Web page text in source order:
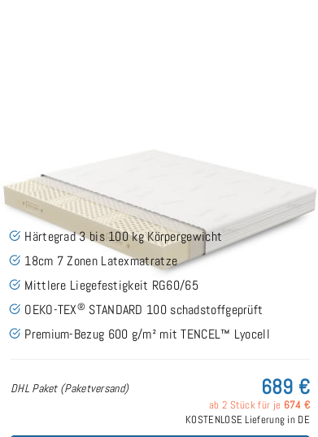
Domi H3 (TENCEL™ Lyocell) Latexmatratze 160x200
cm
Härtegrad 3 bis 100 kg Körpergewicht
18cm 7 Zonen Latexmatratze
Mittlere Liegefestigkeit RG60/65
OEKO-TEX® STANDARD 100 schadstoffgeprüft
Premium-Bezug 600 g/m² mit TENCEL™ Lyocell
DHL Paket (Paketversand) 689 €
ab 2 Stück für je 674 €
KOSTENLOSE Lieferung in DE